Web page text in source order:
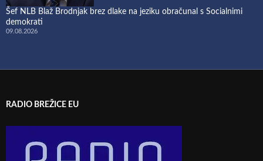
Šef NLB Blaž Brodnjak brez dlake na jeziku obračunal s Socialnimi
demokrati
09.08.2026
RADIO BREŽICE EU